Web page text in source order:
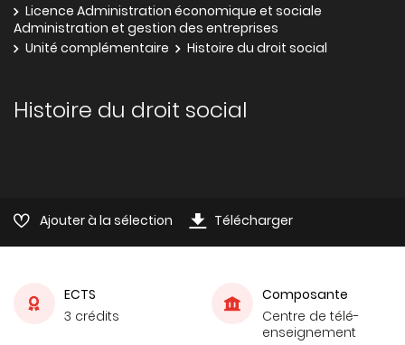
Licence Administration économique et sociale
Administration et gestion des entreprises
Unité complémentaire
Histoire du droit social
Histoire du droit social
Ajouter à la sélection Télécharger
ECTS
3 crédits
Composante
Centre de télé-
enseignement